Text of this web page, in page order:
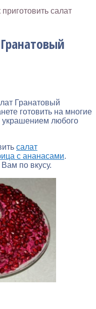
приготовить салат
Гранатовый
готовить на многие
украшением любого
салат
с ананасами.
по вкусу.